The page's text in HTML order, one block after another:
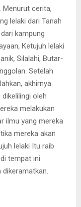
Menurut cerita,
lelaki dari Tanah
kampung
Ketujuh lelaki
Silalahi, Butar-
Setelah
akhirnya
oleh
melakukan
ilmu yang mereka
mereka akan
lelaki Itu raib
tempat ini
dikeramatkan.